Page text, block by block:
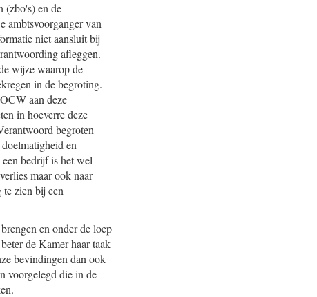
(zbo's) en de
ambtsvoorganger van
niet aansluit bij
afleggen.
wijze waarop de
in de begroting.
aan deze
in hoeverre deze
begroten
en
bedrijf is het wel
maar ook naar
zien bij een
en onder de loep
de Kamer haar taak
bevindingen dan ook
voorgelegd die in de